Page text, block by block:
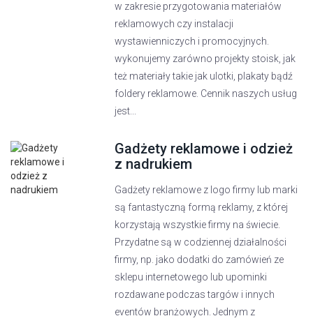
w zakresie przygotowania materiałów
reklamowych czy instalacji
wystawienniczych i promocyjnych.
wykonujemy zarówno projekty stoisk, jak
też materiały takie jak ulotki, plakaty bądź
foldery reklamowe. Cennik naszych usług
jest...
Gadżety reklamowe i odzież
z nadrukiem
Gadżety reklamowe z logo firmy lub marki
są fantastyczną formą reklamy, z której
korzystają wszystkie firmy na świecie.
Przydatne są w codziennej działalności
firmy, np. jako dodatki do zamówień ze
sklepu internetowego lub upominki
rozdawane podczas targów i innych
eventów branżowych. Jednym z